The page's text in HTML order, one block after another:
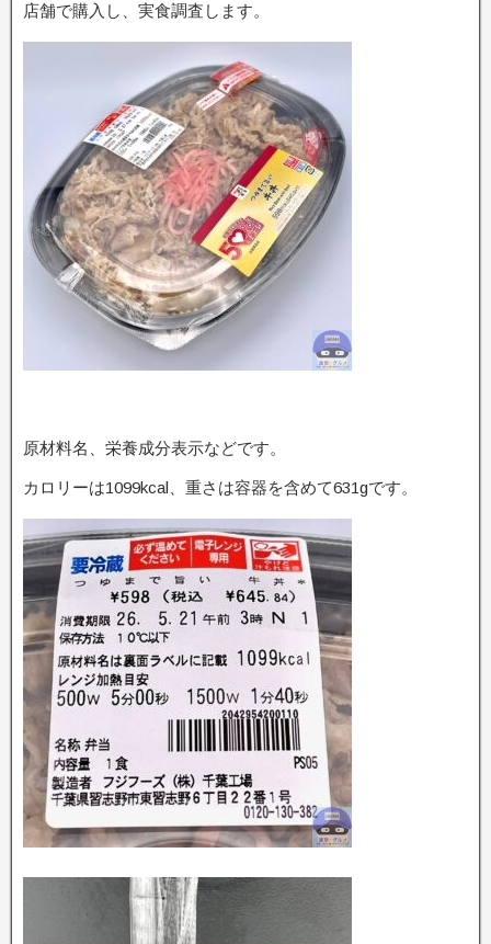
店舗で購入し、実食調査します。
原材料名、栄養成分表示などです。
カロリーは1099kcal、重さは容器を含めて631gです。